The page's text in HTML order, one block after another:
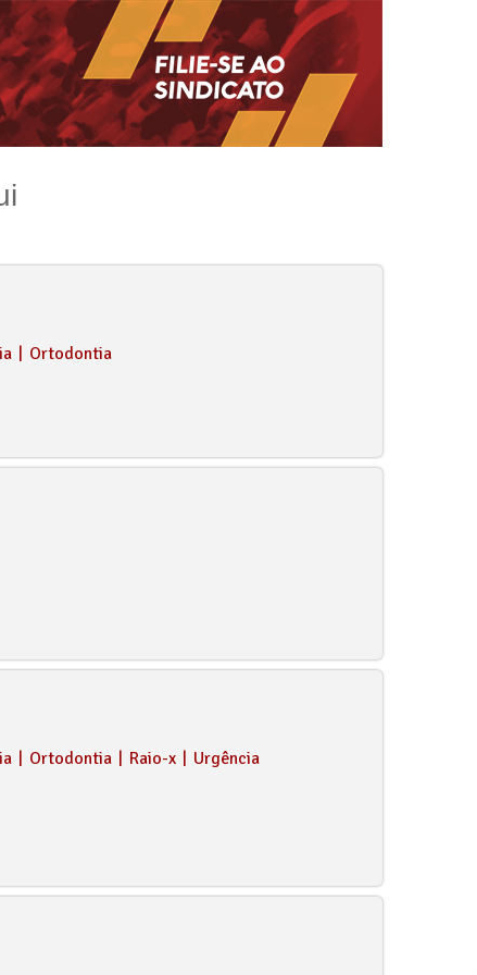
Ortodontia
Ortodontia Raio-x
Urgência